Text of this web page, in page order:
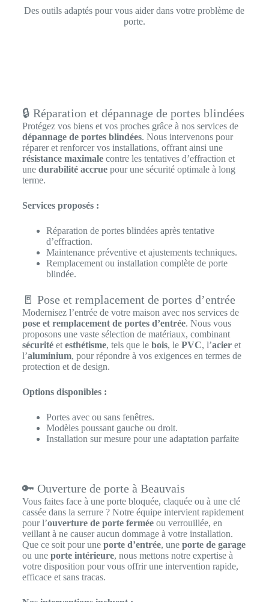
Des outils adaptés pour vous aider dans votre problème de
porte.
🔒 Réparation et dépannage de portes blindées
Protégez vos biens et vos proches grâce à nos services de
dépannage de portes blindées. Nous intervenons pour
réparer et renforcer vos installations, offrant ainsi une
résistance maximalecontre les tentatives d’effraction et
une durabilité accruepour une sécurité optimale à long
terme.
Services proposés :
Réparation de portes blindées après tentative
d’effraction.
Maintenance préventive et ajustements techniques.
Remplacement ou installation complète de porte
blindée.
🚪 Pose et remplacement de portes d’entrée
Modernisez l’entrée de votre maison avec nos services de
pose et remplacement de portes d’entrée. Nous vous
proposons une vaste sélection de matériaux, combinant
sécuritéet esthétisme, tels que le bois, le PVC, l’acieret
l’aluminium, pour répondre à vos exigences en termes de
protection et de design.
Options disponibles :
Portes avec ou sans fenêtres.
Modèles poussant gauche ou droit.
Installation sur mesure pour une adaptation parfaite
🔑 Ouverture de porte à Beauvais
Vous faites face à une porte bloquée, claquée ou à une clé
cassée dans la serrure ? Notre équipe intervient rapidement
pour l’ouverture de porte ferméeou verrouillée, en
veillant à ne causer aucun dommage à votre installation.
Que ce soit pour une porte d’entrée, une porte de garage
ou une porte intérieure, nous mettons notre expertise à
votre disposition pour vous offrir une intervention rapide,
efficace et sans tracas.